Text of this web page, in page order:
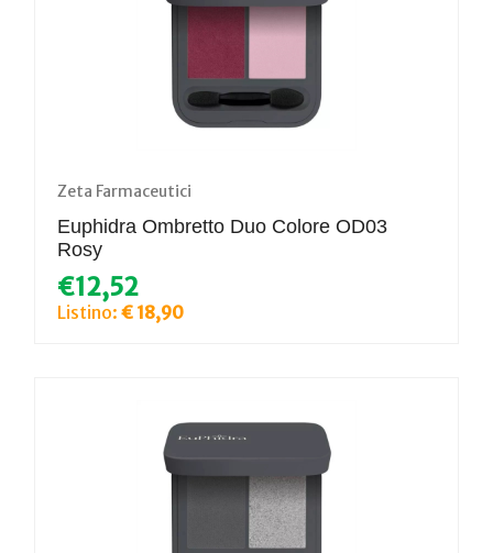
Zeta Farmaceutici
Euphidra Ombretto Duo Colore OD03
Rosy
€12,52
Listino: € 18,90